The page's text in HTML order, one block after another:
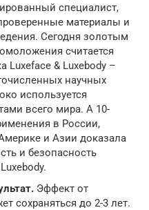
специалист,
материалы и
Сегодня золотым
считается
Luxeface & Luxebody –
научных
используется
всего мира. А 10-
в России,
и Азии доказала
и безопасность
Эффект от
сохраняться до 2-3 лет.